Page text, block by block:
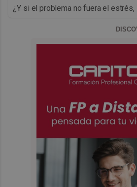
¿Y si el problema no fuera el